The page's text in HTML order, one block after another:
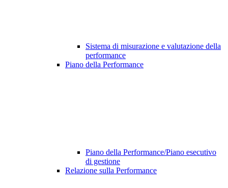
Sistema di misurazione e valutazione della
performance
Piano della Performance
Piano della Performance/Piano esecutivo
di gestione
Relazione sulla Performance